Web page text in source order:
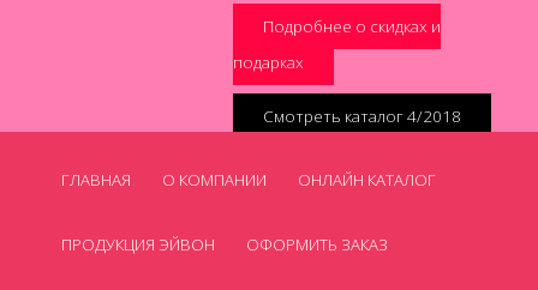
Подробнее о скидках и
подарках
Смотреть каталог 4/2018
ГЛАВНАЯ О КОМПАНИИ ОНЛАЙН КАТАЛОГ
ПРОДУКЦИЯ ЭЙВОН ОФОРМИТЬ ЗАКАЗ